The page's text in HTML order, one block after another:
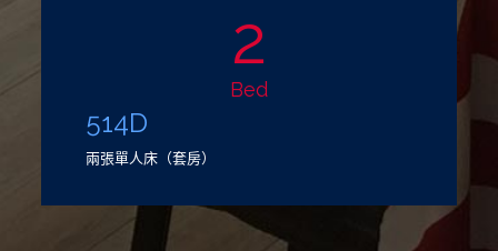
2
Bed
514D
兩張單人床（套房）